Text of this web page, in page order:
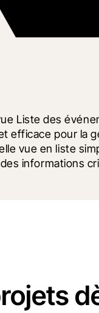
Liste des
efficace pour la
vue en liste
informations